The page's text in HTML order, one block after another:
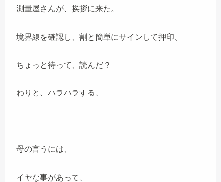
測量屋さんが、挨拶に来た。
境界線を確認し、割と簡単にサインして押印、
ちょっと待って、読んだ？
わりと、ハラハラする、
母の言うには、
イヤな事があって、